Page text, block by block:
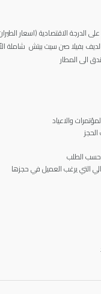
الدرجة الاقتصادية (اسعار
الى المطار
والاعياد
حسب الطلب
التي يرغب العميل في حجزها